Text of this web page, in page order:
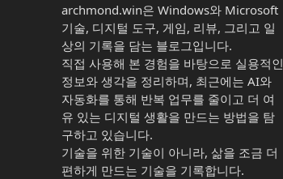
archmond.win은 Windows와 Microsoft
기술, 디지털 도구, 게임, 리뷰, 그리고 일
상의 기록을 담는 블로그입니다.
직접 사용해 본 경험을 바탕으로 실용적인
정보와 생각을 정리하며, 최근에는 AI와
자동화를 통해 반복 업무를 줄이고 더 여
유 있는 디지털 생활을 만드는 방법을 탐
구하고 있습니다.
기술을 위한 기술이 아니라, 삶을 조금 더
편하게 만드는 기술을 기록합니다.